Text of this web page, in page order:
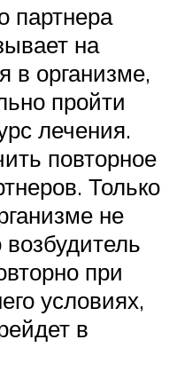
партнера
на
в организме,
пройти
лечения.
повторное
Только
не
возбудитель
при
условиях,
в